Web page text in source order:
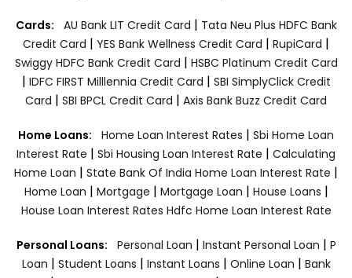
Cards: AU Bank LIT Credit Card | Tata Neu Plus HDFC Bank
Credit Card | YES Bank Wellness Credit Card | RupiCard |
Swiggy HDFC Bank Credit Card | HSBC Platinum Credit Card
| IDFC FIRST Milllennia Credit Card | SBI SimplyClick Credit
Card | SBI BPCL Credit Card | Axis Bank Buzz Credit Card
Home Loans: Home Loan Interest Rates | Sbi Home Loan
Interest Rate | Sbi Housing Loan Interest Rate | Calculating
Home Loan | State Bank Of India Home Loan Interest Rate |
Home Loan | Mortgage | Mortgage Loan | House Loans |
House Loan Interest Rates Hdfc Home Loan Interest Rate
Personal Loans: Personal Loan | Instant Personal Loan | P
Loan | Student Loans | Instant Loans | Online Loan | Bank